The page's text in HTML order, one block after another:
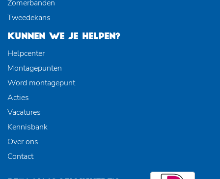
Zomerbanden
Tweedekans
KUNNEN WE JE HELPEN?
Helpcenter
Montagepunten
Word montagepunt
Acties
Vacatures
Kennisbank
Over ons
Contact